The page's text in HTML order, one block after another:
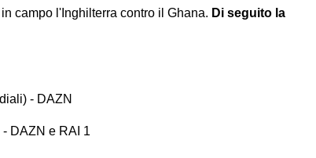
campo l'Inghilterra contro il Ghana. Di seguito la
- DAZN
DAZN e RAI 1